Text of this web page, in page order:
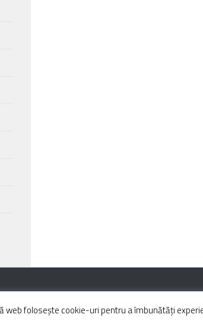
web folosește cookie-uri pentru a îmbunătăți